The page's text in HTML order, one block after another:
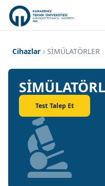
Cihazlar SİMÜLATÖRLER
Test Talep Et